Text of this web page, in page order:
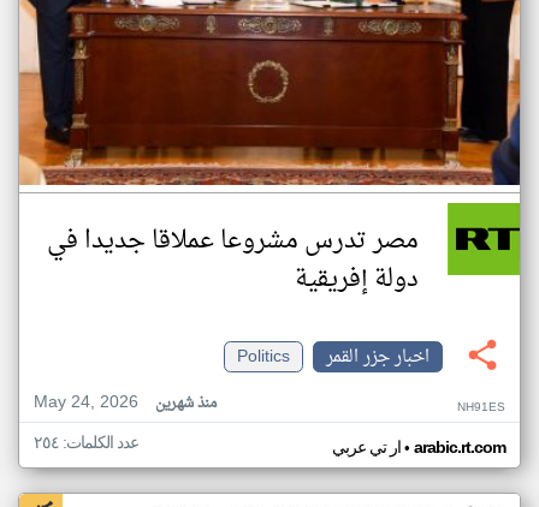
مصر تدرس مشروعا عملاقا جديدا في
دولة إفريقية
اخبار جزر القمر
Politics
May 24, 2026
منذ شهرين NH91ES
ار تي عربي• arabic.rt.com عدد الكلمات: ٢٥٤